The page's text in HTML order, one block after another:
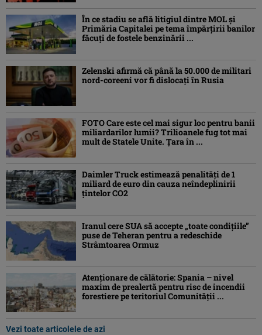
În ce stadiu se află litigiul dintre MOL și
Primăria Capitalei pe tema împărțirii banilor
făcuți de fostele benzinării ...
Zelenski afirmă că până la 50.000 de militari
nord-coreeni vor fi dislocaţi în Rusia
FOTO Care este cel mai sigur loc pentru banii
miliardarilor lumii? Trilioanele fug tot mai
mult de Statele Unite. Țara în ...
Daimler Truck estimează penalități de 1
miliard de euro din cauza neîndeplinirii
țintelor CO2
Iranul cere SUA să accepte „toate condiţiile”
puse de Teheran pentru a redeschide
Strâmtoarea Ormuz
Atenţionare de călătorie: Spania – nivel
maxim de prealertă pentru risc de incendii
forestiere pe teritoriul Comunităţii ...
Vezi toate articolele de azi